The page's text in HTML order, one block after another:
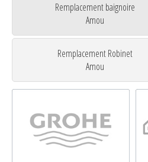
Remplacement baignoire
Amou
Remplacement Robinet
Amou